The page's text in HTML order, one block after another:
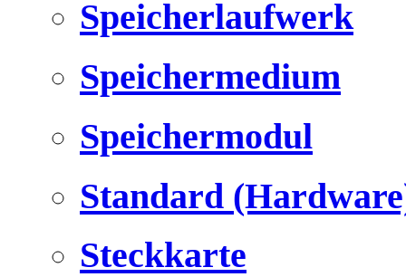
Speicherlaufwerk
Speichermedium
Speichermodul
Standard
Steckkarte